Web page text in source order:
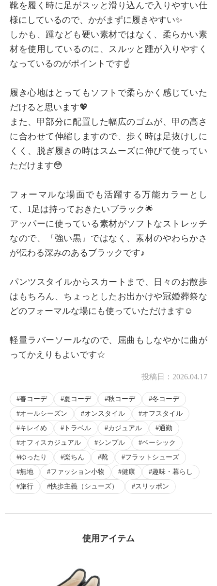
靴を履く時に足がスッと滑り込んで入りやすい仕
様にしているので、かがまずに履きやすい✨
しかも、踵なども硬い素材ではなく、柔らかい素
材を使用しているのに、スルッと踵が入りやすく
なっているのがポイントです☝️
履き心地はとってもソフトで柔らかく感じていた
だけると思います💖
また、甲部分に配置した幅広のゴムが、甲の高さ
に合わせて伸縮しますので、歩く時は足抜けしに
くく、脱ぎ履きの時はスムーズに伸びて使ってい
ただけます😳
フォーマルな場面でも活躍する万能カラーとし
て、1足は持っておきたいブラック🌟
アッパーに使っている素材がソフトなストレッチ
なので、『強い黒』ではなく、素材のやわらかさ
が伝わる深みのあるブラックです♪
パンツスタイルからスカートまで、日々のお散歩
はもちろん、ちょっとしたお出かけや冠婚葬祭な
どのフォーマルな場にも使っていただけます☺️
軽量ラバーソールなので、屈曲もしなやかに曲が
ってかえりもよいです☆
投稿日： 2026.04.17
春コーデ 夏コーデ 秋コーデ
冬コーデ
オールシーズン
オンスタイル
オフスタイル
キレイめ
トラベル カジュアル
通勤
オフィスカジュアル
シンプル
ベーシック
ゆったり
楽ちん 靴
フラットシューズ
無地
ファッション小物 健康
趣味・暮らし
旅行
快歩主義（シューズ） スリッポン
使用アイテム